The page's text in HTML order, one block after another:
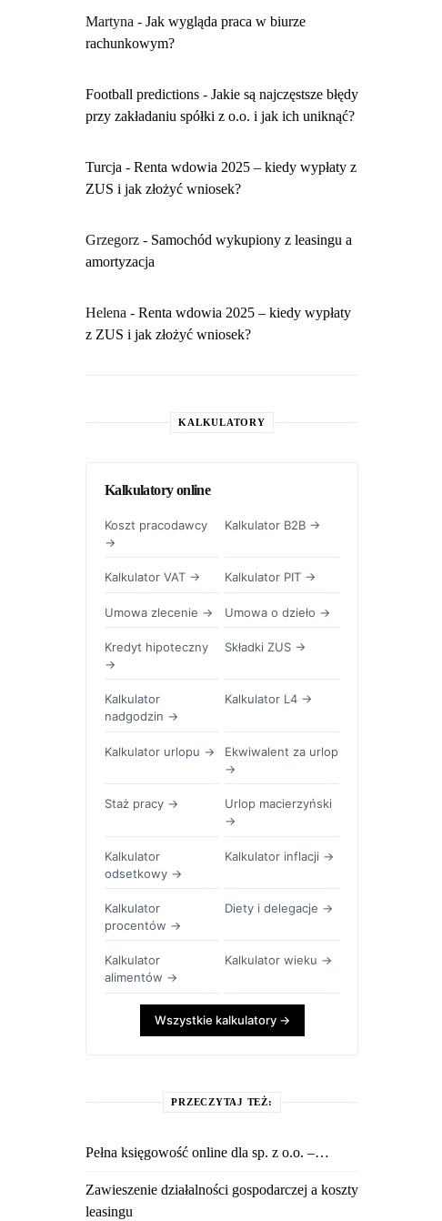
Martyna - ​Jak wygląda praca w biurze
rachunkowym?
Football predictions - Jakie są najczęstsze błędy
przy zakładaniu spółki z o.o. i jak ich uniknąć?
Turcja - Renta wdowia 2025 – kiedy wypłaty z
ZUS i jak złożyć wniosek?
Grzegorz - Samochód wykupiony z leasingu a
amortyzacja
Helena - Renta wdowia 2025 – kiedy wypłaty
z ZUS i jak złożyć wniosek?
KALKULATORY
Kalkulatory online
Koszt pracodawcy
→
Kalkulator B2B →
Kalkulator VAT → Kalkulator PIT →
Umowa zlecenie → Umowa o dzieło →
Kredyt hipoteczny
→
Składki ZUS →
Kalkulator
nadgodzin →
Kalkulator L4 →
Kalkulator urlopu →
Ekwiwalent za urlop
→
Staż pracy →
Urlop macierzyński
→
Kalkulator
odsetkowy →
Kalkulator inflacji →
Kalkulator
procentów →
Diety i delegacje →
Kalkulator
alimentów →
Kalkulator wieku →
Wszystkie kalkulatory →
PRZECZYTAJ TEŻ:
Pełna księgowość online dla sp. z o.o. –…
Zawieszenie działalności gospodarczej a koszty
leasingu